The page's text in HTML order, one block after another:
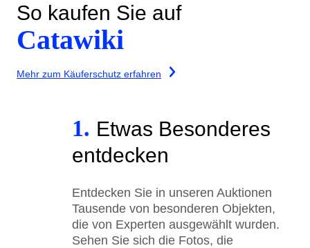
So kaufen Sie auf
Catawiki
Mehr zum Käuferschutz erfahren
1. Etwas Besonderes
entdecken
Entdecken Sie in unseren Auktionen
Tausende von besonderen Objekten,
die von Experten ausgewählt wurden.
Sehen Sie sich die Fotos, die